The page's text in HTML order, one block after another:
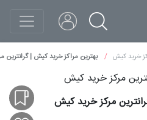
خرید کیش بهترین مراکز خرید کیش | گرانترین
مرکز خرید کیش